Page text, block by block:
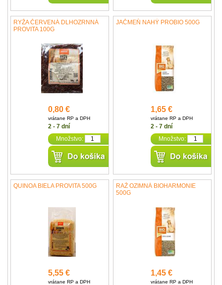
RYŽA ČERVENÁ DLHOZRNNÁ
PROVITA 100G
0,80 €
vrátane RP a DPH
2 - 7 dní
Množstvo:
JAČMEŇ NAHÝ PROBIO 500G
1,65 €
vrátane RP a DPH
2 - 7 dní
Množstvo:
QUINOA BIELA PROVITA 500G
5,55 €
vrátane RP a DPH
RAŽ OZIMNÁ BIOHARMONIE
500G
1,45 €
vrátane RP a DPH